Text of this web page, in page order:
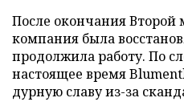
После окончания
компания была
продолжила работу. По
настоящее время
дурную славу из-за